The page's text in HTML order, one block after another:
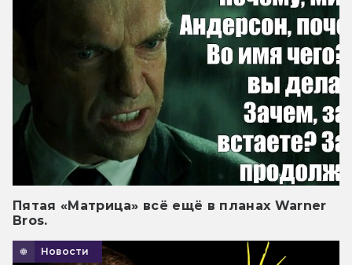
Пятая «Матрица» всё ещё в планах Warner
Bros.
Новости